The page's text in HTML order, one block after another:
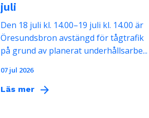
juli
Den 18 juli kl. 14.00–19 juli kl. 14.00 är
Öresundsbron avstängd för tågtrafik
på grund av planerat underhållsarbe...
07 jul 2026
Läs mer arrow_forward